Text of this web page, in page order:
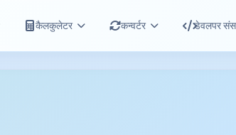
कैलकुलेटर कन्वर्टर डेवलपर